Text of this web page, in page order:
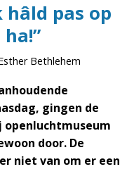
hâld pas op
Bethlehem
gingen de
door. De
niet van om er een